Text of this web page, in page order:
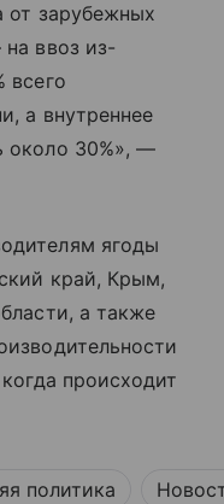
от зарубежных
ввоз из-
всего
а внутреннее
около 30%», —
ягоды
край, Крым,
а также
происходит
политика